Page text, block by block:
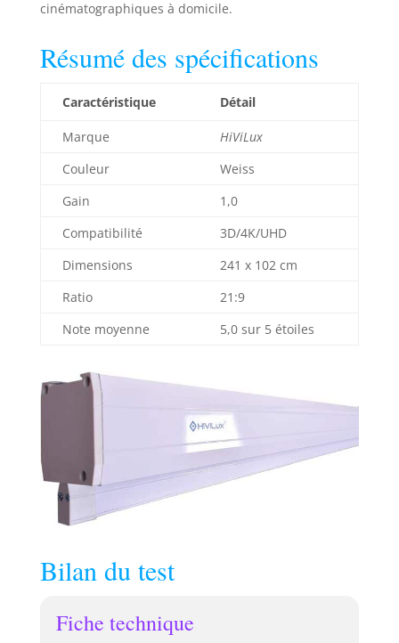
cinématographiques à domicile.
Résumé des spécifications
Caractéristique Détail
Marque
HiViLux
Couleur
Weiss
Gain
1,0
Compatibilité
3D/4K/UHD
Dimensions
241 x 102 cm
Ratio
21:9
Note moyenne
5,0 sur 5 étoiles
Bilan du test
Fiche technique